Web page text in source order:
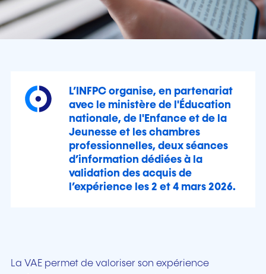
L’INFPC organise, en partenariat
avec le ministère de l'Éducation
nationale, de l'Enfance et de la
Jeunesse et les chambres
professionnelles, deux séances
d’information dédiées à la
validation des acquis de
l’expérience les 2 et 4 mars 2026.
La VAE permet de valoriser son expérience